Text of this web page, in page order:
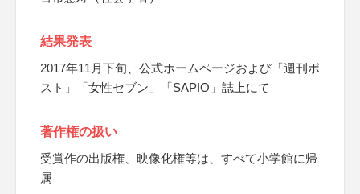
結果発表
2017年11月下旬、公式ホームページおよび「週刊ポ
スト」「女性セブン」「SAPIO」誌上にて
著作権の扱い
受賞作の出版権、映像化権等は、すべて小学館に帰
属